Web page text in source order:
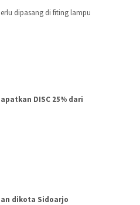
dipasang di fiting lampu
DISC 25% dari
dikota Sidoarjo